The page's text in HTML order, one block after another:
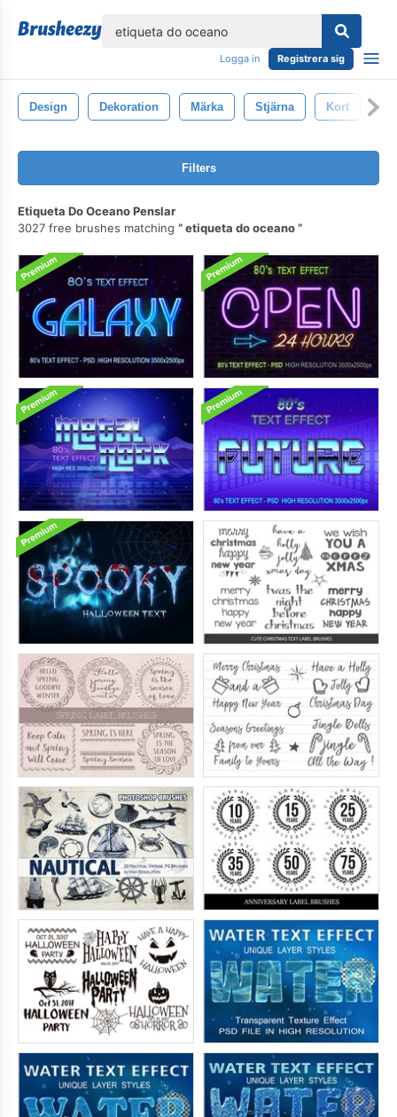
Logga in Registrera sig
Design Dekoration Märka Stjärna Kort
Filters
Etiqueta Do Oceano Penslar
3027 free brushes matching
etiqueta do oceano